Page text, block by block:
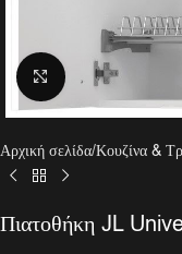
Click to enlarge
Αρχική σελίδα Κουζίνα &
Πιατοθήκη JL